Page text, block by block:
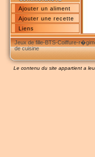
Ajouter un aliment
Ajouter une recette
Liens
Jeux de fille-BTS-Coiffure-
de cuisine
Le contenu du site appartient a